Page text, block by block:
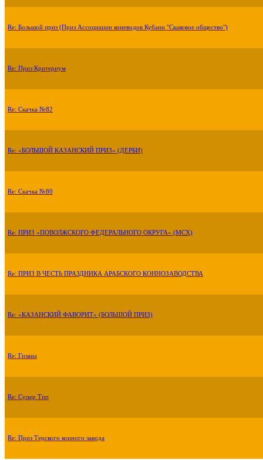
Re: Большой приз (Приз Ассоциации коневодов Кубани "Скаковое общество")
Re: Приз Критериум
Re: Скачка №82
Re: «БОЛЬШОЙ КАЗАНСКИЙ ПРИЗ» (ДЕРБИ)
Re: Скачка №80
Re: ПРИЗ «ПОВОЛЖСКОГО ФЕДЕРАЛЬНОГО ОКРУГА» (МСХ)
Re: ПРИЗ В ЧЕСТЬ ПРАЗДНИКА АРАБСКОГО КОННОЗАВОДСТВА
Re: «КАЗАНСКИЙ ФАВОРИТ» (БОЛЬШОЙ ПРИЗ)
Re: Гизана
Re: Супер Тип
Re: Приз Терского конного завода